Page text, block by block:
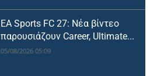
EA Sports FC 27: Νέα βίντεο
παρουσιάζουν Career, Ultimate...
05/08/2026 05:09